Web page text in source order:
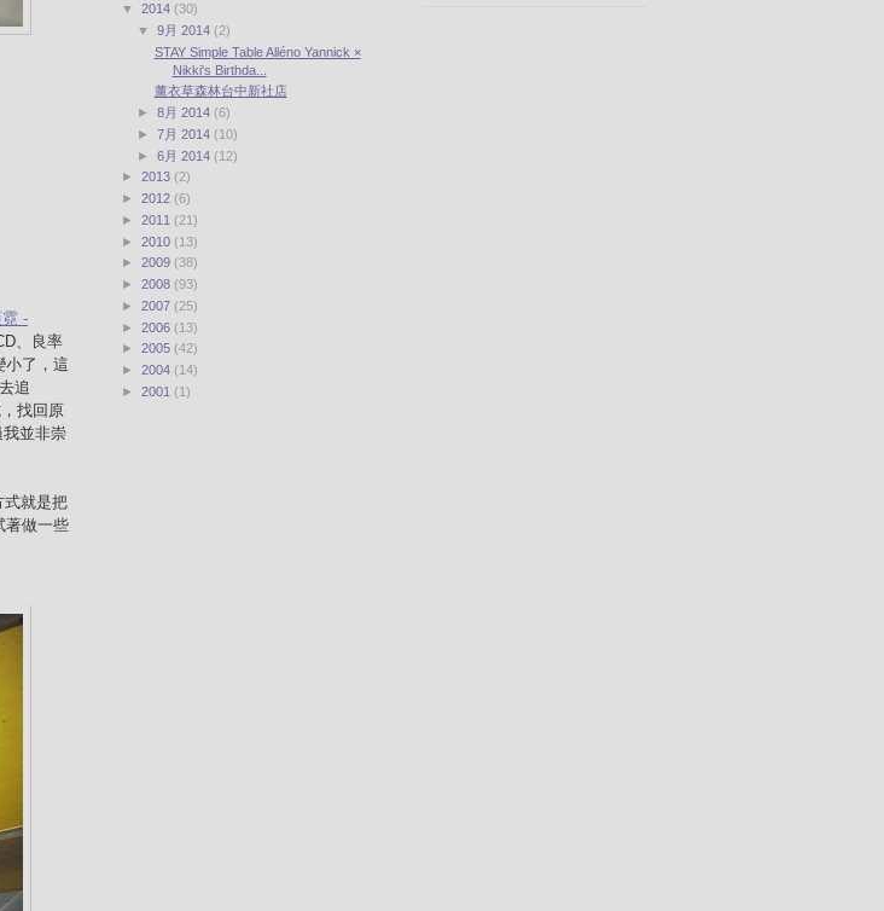
-
、良率
小了，這
追
找回原
並非崇
式就是把
著做一些
▼ 2014 (30)
▼9月 2014 (2)
STAY Simple Table Alléno Yannick ×
Nikki's Birthda...
薰衣草森林台中新社店
►8月 2014 (6)
►7月 2014 (10)
►6月 2014 (12)
► 2013 (2)
► 2012 (6)
► 2011 (21)
► 2010 (13)
► 2009 (38)
► 2008 (93)
► 2007 (25)
► 2006 (13)
► 2005 (42)
► 2004 (14)
► 2001 (1)